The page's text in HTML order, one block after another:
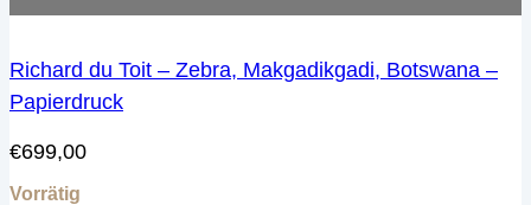
Richard du Toit – Zebra, Makgadikgadi, Botswana –
Papierdruck
€699,00
Vorrätig